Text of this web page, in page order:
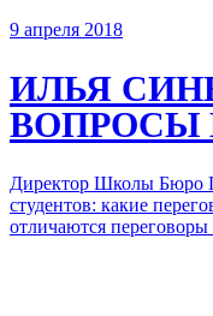
9 апреля 2018
ИЛЬЯ
ВОПРОСЫ
Директор Школы Бюро
студентов: какие
отличаются